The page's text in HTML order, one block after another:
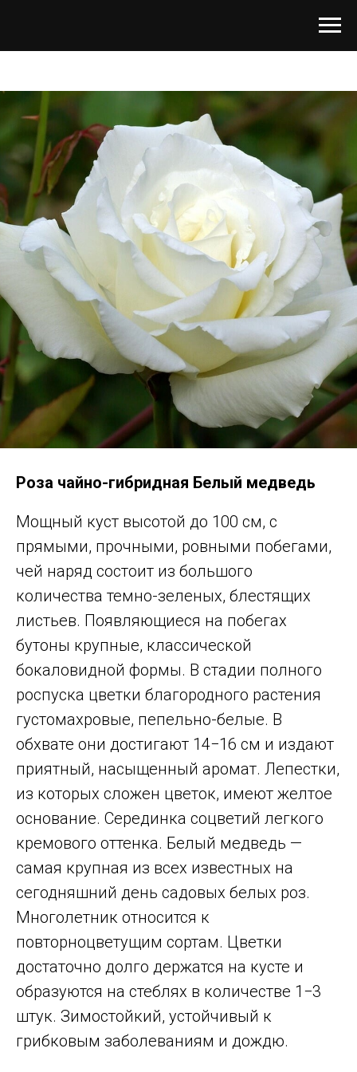
Роза чайно-гибридная Белый медведь
Мощный куст высотой до 100 см, с
прямыми, прочными, ровными побегами,
чей наряд состоит из большого
количества темно-зеленых, блестящих
листьев. Появляющиеся на побегах
бутоны крупные, классической
бокаловидной формы. В стадии полного
роспуска цветки благородного растения
густомахровые, пепельно-белые. В
обхвате они достигают 14−16 см и издают
приятный, насыщенный аромат. Лепестки,
из которых сложен цветок, имеют желтое
основание. Серединка соцветий легкого
кремового оттенка. Белый медведь —
самая крупная из всех известных на
сегодняшний день садовых белых роз.
Многолетник относится к
повторноцветущим сортам. Цветки
достаточно долго держатся на кусте и
образуются на стеблях в количестве 1−3
штук. Зимостойкий, устойчивый к
грибковым заболеваниям и дождю.